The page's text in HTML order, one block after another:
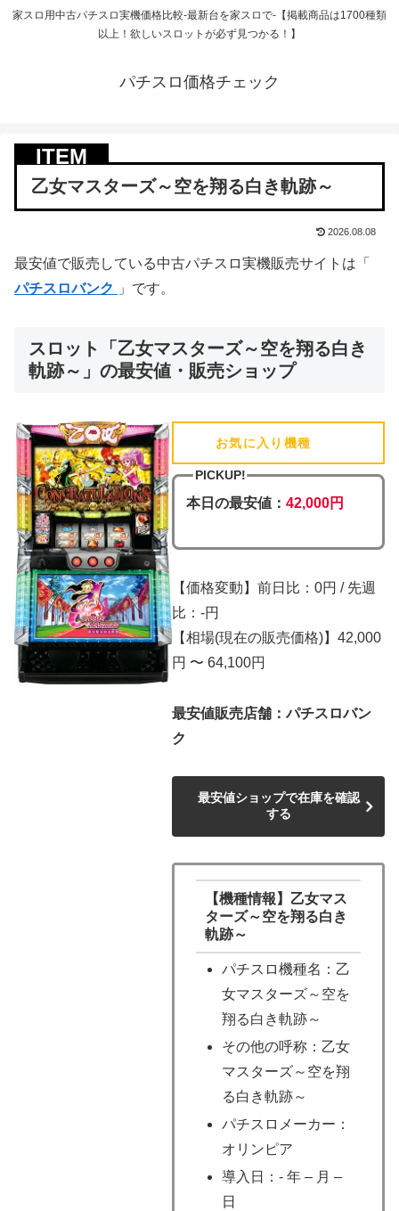
家スロ用中古パチスロ実機価格比較-最新台を家スロで-【掲載商品は1700種類
以上！欲しいスロットが必ず見つかる！】
パチスロ価格チェック
乙女マスターズ～空を翔る白き軌跡～
2026.08.08
最安値で販売している中古パチスロ実機販売サイトは「
パチスロバンク
」です。
スロット「乙女マスターズ～空を翔る白き
軌跡～」の最安値・販売ショップ
お気に入り機種
PICKUP!
本日の最安値：42,000円
【価格変動】前日比：0円 / 先週
比：-円
【相場(現在の販売価格)】42,000
円 〜 64,100円
最安値販売店舗：パチスロバン
ク
最安値ショップで在庫を確認
する
【機種情報】乙女マス
ターズ～空を翔る白き
軌跡～
パチスロ機種名：乙
女マスターズ～空を
翔る白き軌跡～
その他の呼称：乙女
マスターズ～空を翔
る白き軌跡～
パチスロメーカー：
オリンピア
導入日：- 年 – 月 –
日